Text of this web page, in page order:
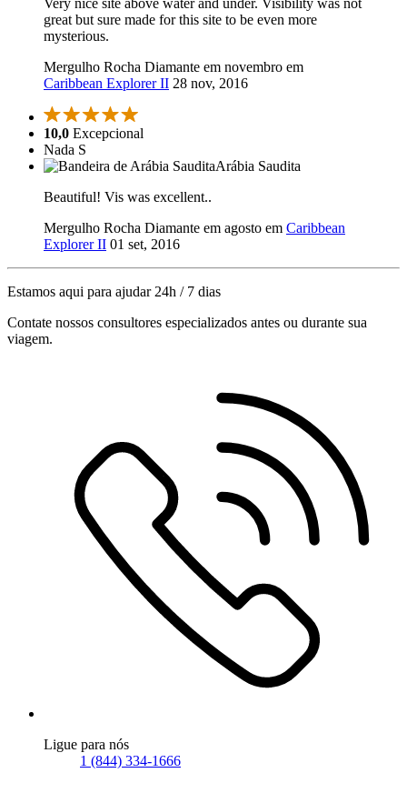
Very nice site above water and under. Visibility was not
great but sure made for this site to be even more
mysterious.
Mergulho Rocha Diamante em novembro em
Caribbean Explorer II 28 nov, 2016
10,0 Excepcional
Nada S
Arábia Saudita
Beautiful! Vis was excellent..
Mergulho Rocha Diamante em agosto em Caribbean
Explorer II 01 set, 2016
Estamos aqui para ajudar 24h / 7 dias
Contate nossos consultores especializados antes ou durante sua
viagem.
Ligue para nós
1 (844) 334-1666